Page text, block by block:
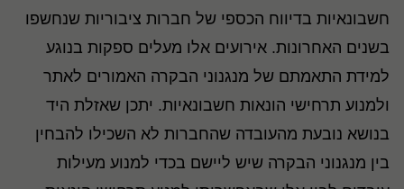
חשבונאיות בדיווח הכספי של חברות ציבוריות שנחשפו
בשנים האחרונות. אירועים אלו מעלים ספקות בנוגע
למידת התאמתם של מנגנוני הבקרה האמורים לאתר
ולמנוע תרחישי הונאות חשבונאיות. יתכן שאזלת היד
בנושא נובעת מהעובדה שהחברות לא השכילו להבחין
בין מנגנוני הבקרה שיש ליישם בכדי למנוע מעילות